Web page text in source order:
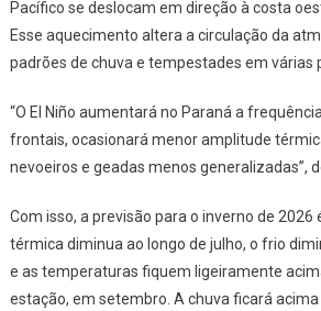
Pacífico se deslocam em direção à costa
Esse aquecimento altera a circulação da
padrões de chuva e tempestades em várias
“O El Niño aumentará no Paraná a
frontais, ocasionará menor amplitude
nevoeiros e geadas menos generalizadas”,
Com isso, a previsão para o inverno de 2026
térmica diminua ao longo de julho, o frio
e as temperaturas fiquem ligeiramente
estação, em setembro. A chuva ficará